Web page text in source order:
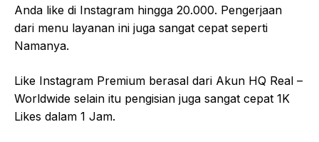
Anda like di Instagram hingga 20.000. Pengerjaan
dari menu layanan ini juga sangat cepat seperti
Namanya.
Like Instagram Premium berasal dari Akun HQ Real –
Worldwide selain itu pengisian juga sangat cepat 1K
Likes dalam 1 Jam.